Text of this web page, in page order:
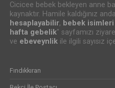
Cicicee bebek bekleyen anne
kaynaktır. Hamile kaldığınız
hesaplayabilir, bebek isimleri
hafta gebelik" sayfamızı
ve ebeveynlikile ilgili sayısız
Fındıkkıran